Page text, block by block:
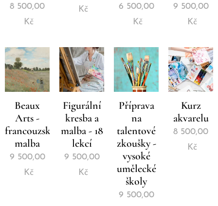
8 500,00
Kč
Kč
6 500,00
Kč
9 500,00
Kč
Beaux
Arts -
francouzská
malba
9 500,00
Kč
Figurální
kresba a
malba - 18
lekcí
9 500,00
Kč
Příprava
na
talentové
zkoušky -
vysoké
umělecké
školy
9 500,00
Kurz
akvarelu
8 500,00
Kč